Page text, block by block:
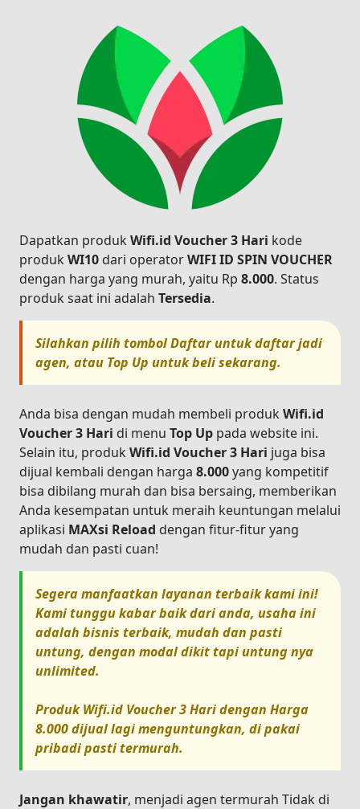
Dapatkan produk Wifi.id Voucher 3 Hari kode
produk WI10 dari operatorWIFI ID SPIN VOUCHER
dengan harga yang murah, yaitu Rp 8.000. Status
produk saat ini adalah Tersedia.
Silahkan pilih tombolDaftaruntuk daftar jadi
agen, atau Top Up untuk beli sekarang.
Anda bisa dengan mudah membeli produk Wifi.id
Voucher 3 Hari di menu Top Up pada website ini.
Selain itu, produk Wifi.id Voucher 3 Hari juga bisa
dijual kembali dengan harga 8.000yang kompetitif
bisa dibilang murah dan bisa bersaing, memberikan
Anda kesempatan untuk meraih keuntungan melalui
aplikasi MAXsi Reload dengan fitur-fitur yang
mudah dan pasti cuan!
Segera manfaatkan layanan terbaik kami ini!
Kami tunggu kabar baik dari anda, usaha ini
adalah bisnis terbaik, mudah dan pasti
untung, dengan modal dikit tapi untung nya
unlimited.
ProdukWifi.id Voucher 3 Haridengan Harga
8.000dijual lagi menguntungkan, di pakai
pribadi pasti termurah.
Jangan khawatir, menjadi agen termurah Tidak di